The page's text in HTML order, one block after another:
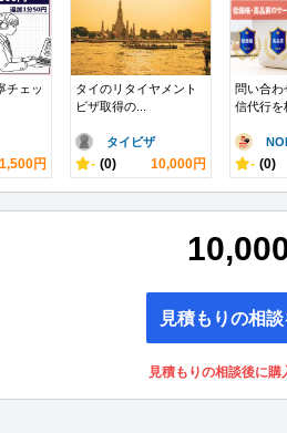
チェッ
1,500円
タイのリタイヤメント
ビザ取得の...
タイビザ
- (0) 10,000円
問い合わ
信代行を
- (0)
見積もりの相
見積もりの相談後に購